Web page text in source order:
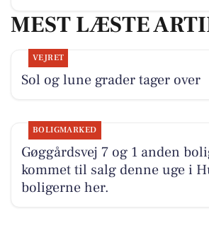
MEST LÆSTE
VEJRET
Sol og lune grader tager over
BOLIGMARKED
Gøggårdsvej 7 og 1 anden
kommet til salg denne uge i
boligerne her.